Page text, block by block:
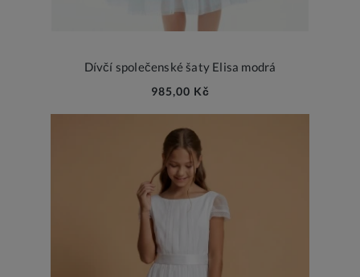
Dívčí společenské šaty Elisa modrá
985,00 Kč